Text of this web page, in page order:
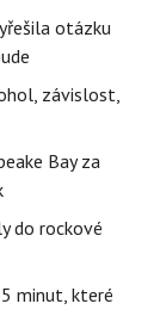
otázku
závislost,
Bay za
do rockové
minut, které